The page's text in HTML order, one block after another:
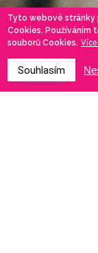
Tyto webové stránky
Cookies. Používáním
souborů Cookies.
Souhlasím